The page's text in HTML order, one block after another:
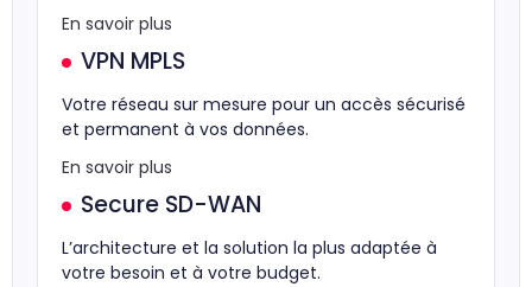
En savoir plus
VPN MPLS
Votre réseau sur mesure pour un accès sécurisé
et permanent à vos données.
En savoir plus
Secure SD-WAN
L’architecture et la solution la plus adaptée à
votre besoin et à votre budget.